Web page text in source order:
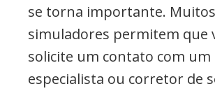
se torna importante. Muitos
simuladores permitem que
solicite um contato com um
especialista ou corretor de